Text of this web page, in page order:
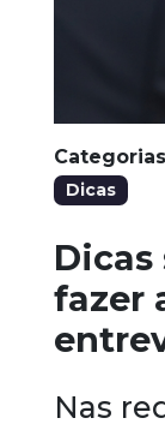
Dicas
Dicas
fazer
Nas